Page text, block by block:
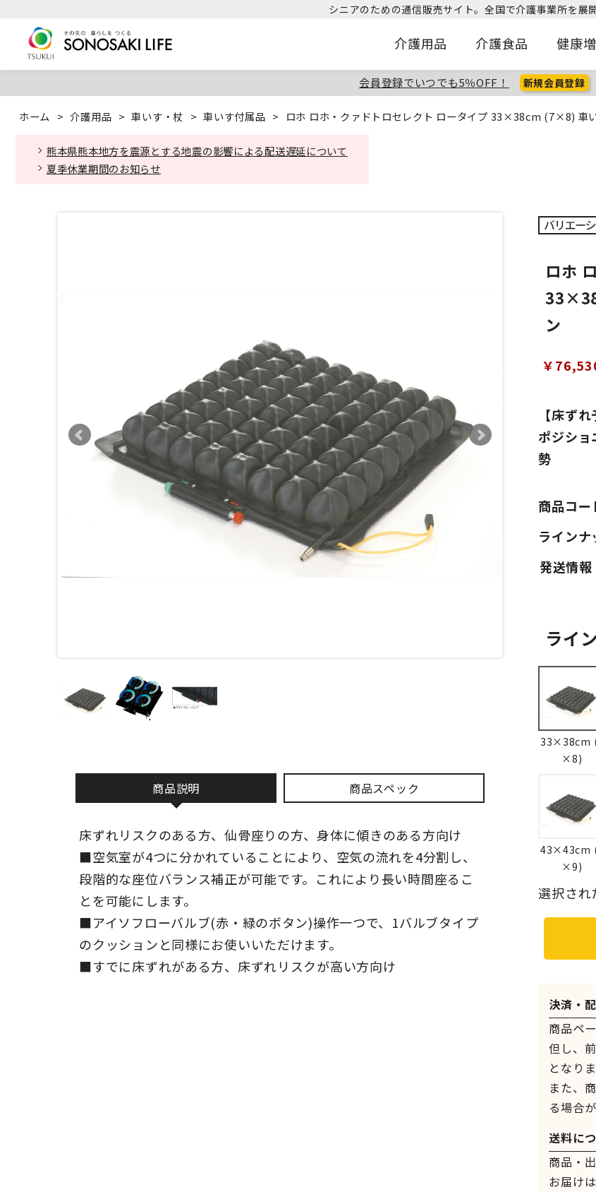
シニアのための通信販売サイト。全国で介護事業所を展
介護用品 介護食品 健康
会員登録でいつでも5％OFF！ 新規会員登録
ホーム > 介護用品 > 車いす・杖 > 車いす付属品 > ロホ ロホ・クァドトロセレクト ロータイプ 33×38cm (7×8) 車
熊本県熊本地方を震源とする地震の影響による配送遅延について
夏季休業期間のお知らせ
商品説明 商品スペック
床ずれリスクのある方、仙骨座りの方、身体に傾きのある方向け
■空気室が4つに分かれていることにより、空気の流れを4分割し、
段階的な座位バランス補正が可能です。これにより長い時間座るこ
とを可能にします。
■アイソフローバルブ(赤・緑のボタン)操作一つで、1バルブタイプ
のクッションと同様にお使いいただけます。
■すでに床ずれがある方、床ずれリスクが高い方向け
【床ず
ポジショ
勢
ロホ
ン
￥
商品コー
ラインナ
ライ
33×38cm
×8)
43×43cm
×9)
選択さ
決済・
商品ペ
但し、
となりま
また、
る場合
送料に
商品・
お届け